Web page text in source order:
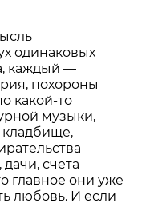
одинаковых
каждый —
похороны
какой-то
музыки,
кладбище,
счета
главное они уже
любовь. И если